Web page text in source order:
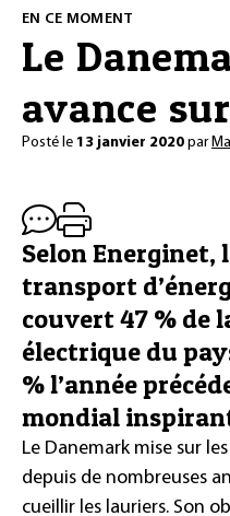
EN CE MOMENT
Le
avance
Posté le 13 janvier 2020 par
Selon Energinet,
transport
couvert 47 % de
électrique du
% l’année
mondial
Le Danemark mise sur
depuis de nombreuses
cueillir les lauriers. Son